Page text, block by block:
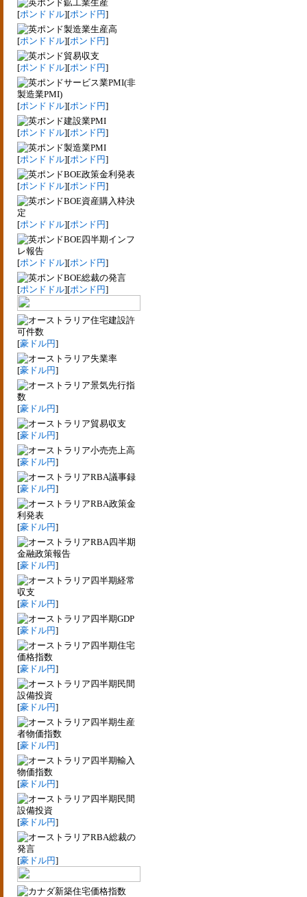
鉱工業生産
[ポンドドル][ポンド円]
製造業生産高
[ポンドドル][ポンド円]
貿易収支
[ポンドドル][ポンド円]
サービス業PMI(非
製造業PMI)
[ポンドドル][ポンド円]
建設業PMI
[ポンドドル][ポンド円]
製造業PMI
[ポンドドル][ポンド円]
BOE政策金利発表
[ポンドドル][ポンド円]
BOE資産購入枠決
定
[ポンドドル][ポンド円]
BOE四半期インフ
レ報告
[ポンドドル][ポンド円]
BOE総裁の発言
[ポンドドル][ポンド円]
住宅建設許
可件数
[豪ドル円]
失業率
[豪ドル円]
景気先行指
数
[豪ドル円]
貿易収支
[豪ドル円]
小売売上高
[豪ドル円]
RBA議事録
[豪ドル円]
RBA政策金
利発表
[豪ドル円]
RBA四半期
金融政策報告
[豪ドル円]
四半期経常
収支
[豪ドル円]
四半期GDP
[豪ドル円]
四半期住宅
価格指数
[豪ドル円]
四半期民間
設備投資
[豪ドル円]
四半期生産
者物価指数
[豪ドル円]
四半期輸入
物価指数
[豪ドル円]
四半期民間
設備投資
[豪ドル円]
RBA総裁の
発言
[豪ドル円]
新築住宅価格指数